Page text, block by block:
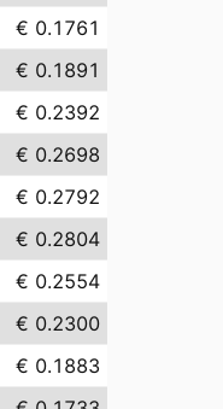
€ 0.1761
€ 0.1891
€ 0.2392
€ 0.2698
€ 0.2792
€ 0.2804
€ 0.2554
€ 0.2300
€ 0.1883